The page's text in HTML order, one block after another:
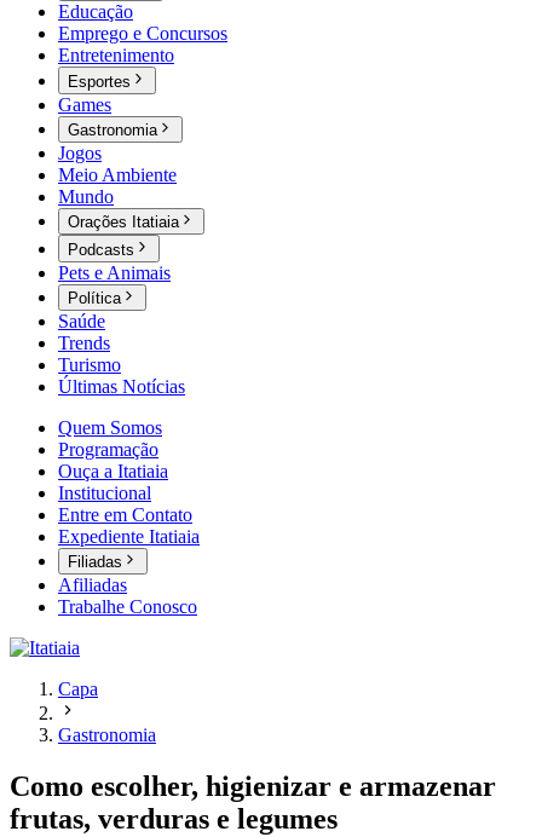
Educação
Emprego e Concursos
Entretenimento
Esportes
Games
Gastronomia
Jogos
Meio Ambiente
Mundo
Orações Itatiaia
Podcasts
Pets e Animais
Política
Saúde
Trends
Turismo
Últimas Notícias
Quem Somos
Programação
Ouça a Itatiaia
Institucional
Entre em Contato
Expediente Itatiaia
Filiadas
Afiliadas
Trabalhe Conosco
Capa
Gastronomia
Como escolher, higienizar e armazenar
frutas, verduras e legumes